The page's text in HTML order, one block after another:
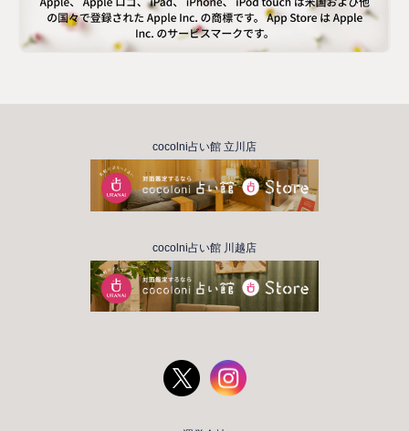
cocolni占い館 立川店
cocolni占い館 川越店